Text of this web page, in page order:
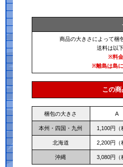
商品の大きさによって梱
送料は以
※料
※離島は島
この
梱包の大きさ A
本州・四国・九州 1,100円（
北海道 2,200円（
沖縄 3,080円（